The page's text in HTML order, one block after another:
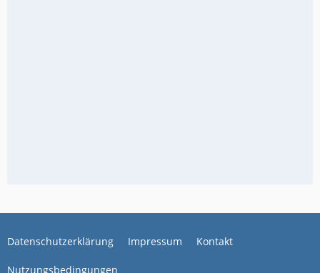
Datenschutzerklärung Impressum Kontakt
Nutzungsbedingungen